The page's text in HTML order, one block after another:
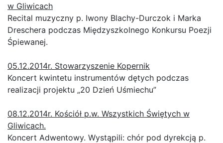
w Gliwicach
Recital muzyczny p. Iwony Blachy-Durczok i Marka
Dreschera podczas Międzyszkolnego Konkursu Poezji
Śpiewanej.
05.12.2014r. Stowarzyszenie Kopernik
Koncert kwintetu instrumentów dętych podczas
realizacji projektu „20 Dzień Uśmiechu”
08.12.2014r. Kościół p.w. Wszystkich Świętych w
Gliwicach.
Koncert Adwentowy. Wystąpili: chór pod dyrekcją p.